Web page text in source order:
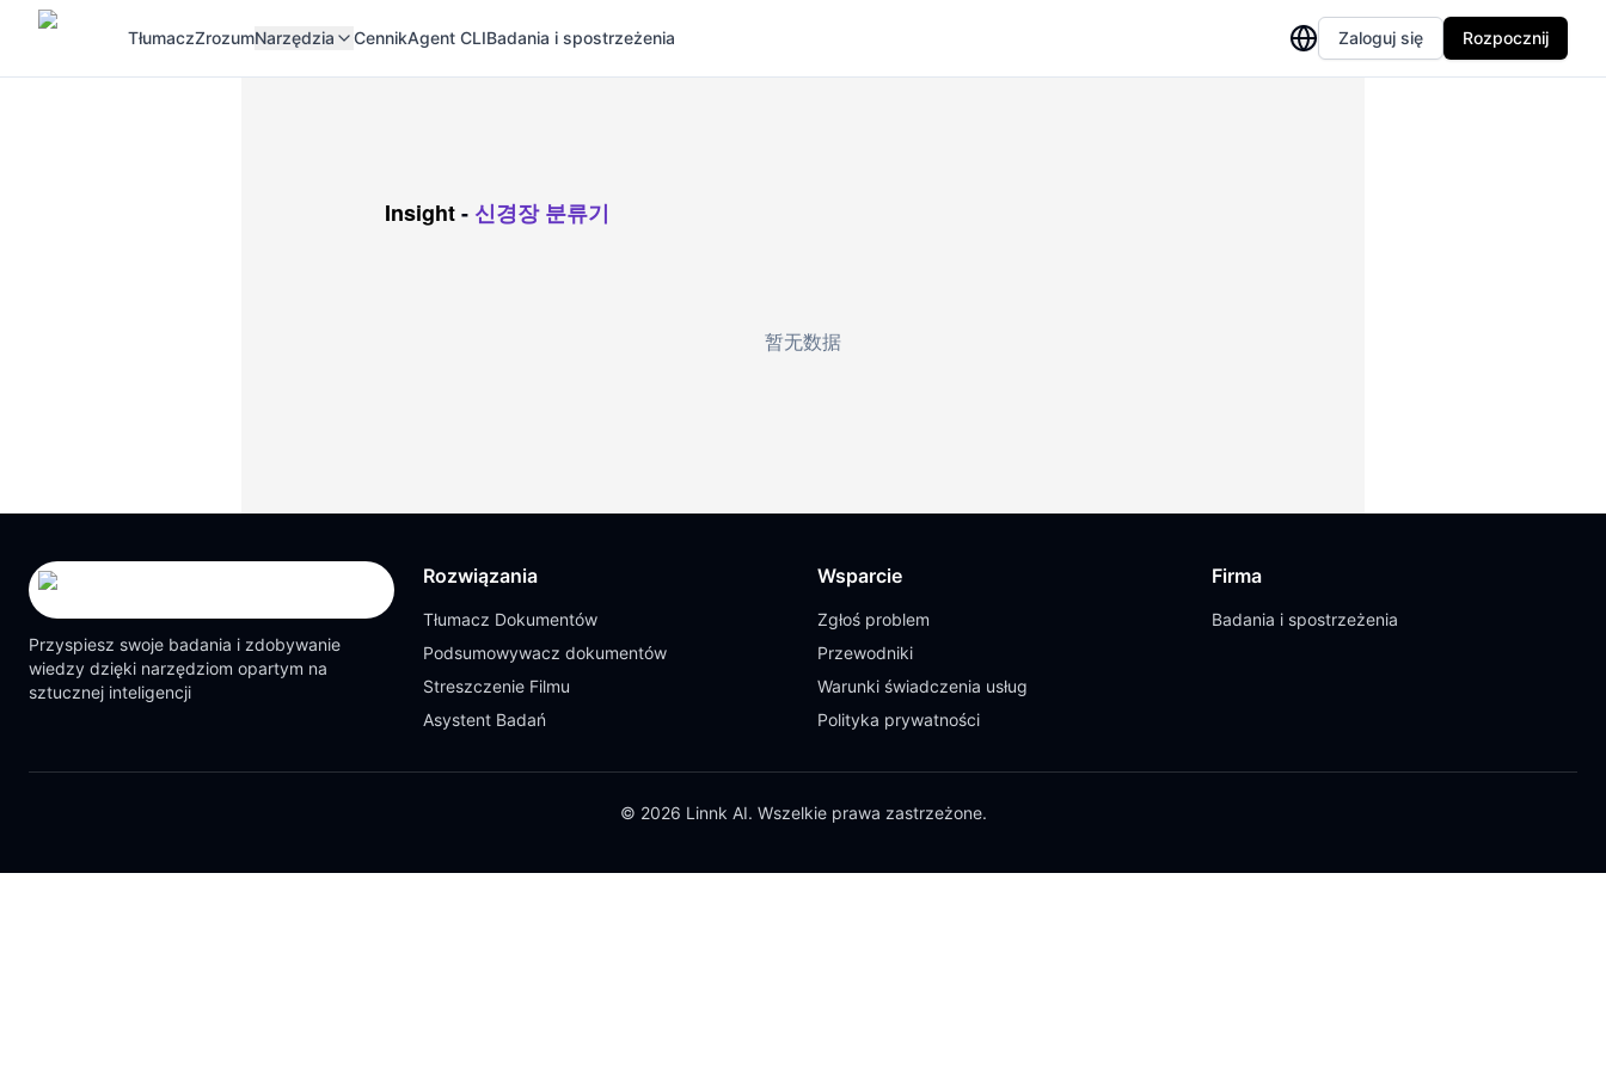
TłumaczZrozumNarzędzia CennikAgent CLIBadania i spostrzeżenia Zaloguj się Rozpocznij
Insight- 신경장 분류기
暂无数据
Przyspiesz swoje badania i zdobywanie
wiedzy dzięki narzędziom opartym na
sztucznej inteligencji
Rozwiązania
Tłumacz Dokumentów
Podsumowywacz dokumentów
Streszczenie Filmu
Asystent Badań
Wsparcie
Zgłoś problem
Przewodniki
Warunki świadczenia usług
Polityka prywatności
Firma
Badania i spostrzeżenia
© 2026 Linnk AI. Wszelkie prawa zastrzeżone.